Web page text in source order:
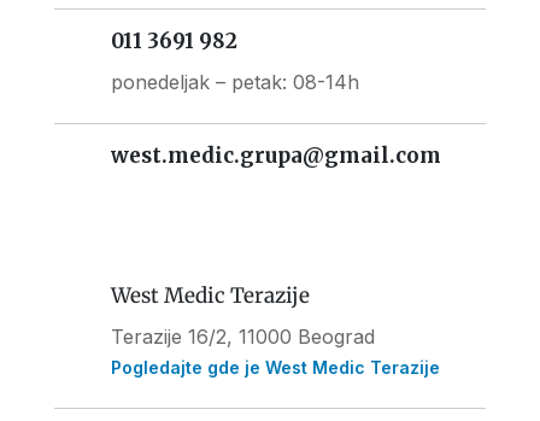
011 3691 982
ponedeljak – petak: 08-14h
west.medic.grupa@gmail.com
West Medic Terazije
Terazije 16/2, 11000 Beograd
Pogledajte gde je West Medic Terazije